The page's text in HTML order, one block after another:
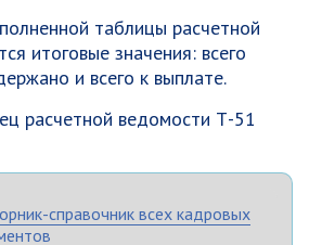
таблицы расчетной
итоговые значения: всего
и всего к выплате.
расчетной ведомости Т-51
справочник всех кадровых